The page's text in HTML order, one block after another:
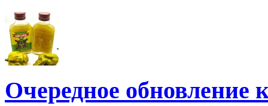
Очередное обновление